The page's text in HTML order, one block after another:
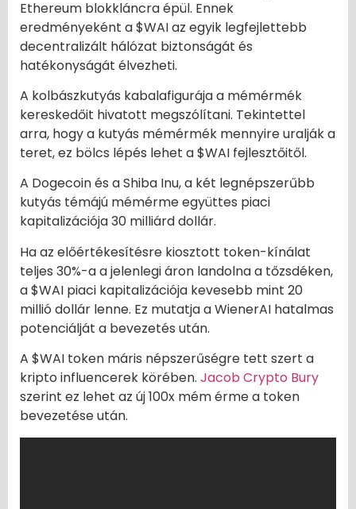
Ethereum blokkláncra épül. Ennek
eredményeként a $WAI az egyik legfejlettebb
decentralizált hálózat biztonságát és
hatékonyságát élvezheti.
A kolbászkutyás kabalafigurája a mémérmék
kereskedőit hivatott megszólítani. Tekintettel
arra, hogy a kutyás mémérmék mennyire uralják a
teret, ez bölcs lépés lehet a $WAI fejlesztőitől.
A Dogecoin és a Shiba Inu, a két legnépszerűbb
kutyás témájú mémérme együttes piaci
kapitalizációja 30 milliárd dollár.
Ha az előértékesítésre kiosztott token-kínálat
teljes 30%-a a jelenlegi áron landolna a tőzsdéken,
a $WAI piaci kapitalizációja kevesebb mint 20
millió dollár lenne. Ez mutatja a WienerAI hatalmas
potenciálját a bevezetés után.
A $WAI token máris népszerűségre tett szert a
kripto influencerek körében. Jacob Crypto Bury
szerint ez lehet az új 100x mém érme a token
bevezetése után.